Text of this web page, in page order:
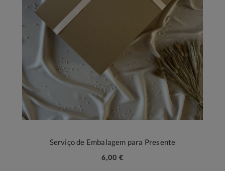
Serviço de Embalagem para Presente
6,00 €